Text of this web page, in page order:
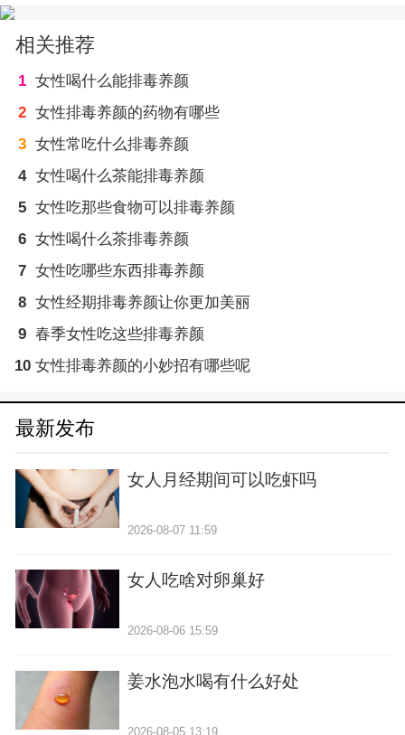
相关推荐
1 女性喝什么能排毒养颜
2 女性排毒养颜的药物有哪些
3 女性常吃什么排毒养颜
4 女性喝什么茶能排毒养颜
5 女性吃那些食物可以排毒养颜
6 女性喝什么茶排毒养颜
7 女性吃哪些东西排毒养颜
8 女性经期排毒养颜让你更加美丽
9 春季女性吃这些排毒养颜
10 女性排毒养颜的小妙招有哪些呢
最新发布
女人月经期间可以吃虾吗
2026-08-07 11:59
女人吃啥对卵巢好
2026-08-06 15:59
姜水泡水喝有什么好处
2026-08-05 13:19